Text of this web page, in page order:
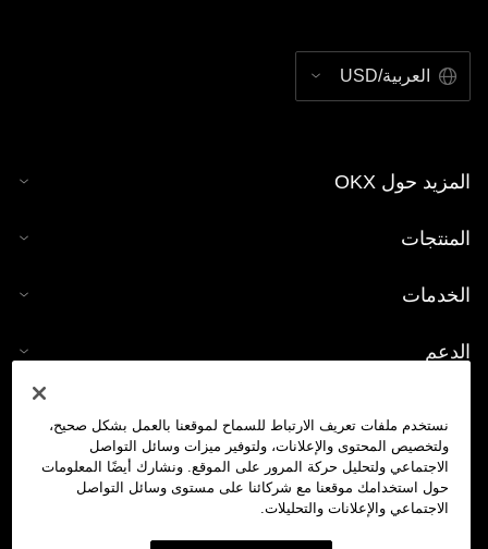
العربية/USD
المزيد حول OKX
المنتجات
الخدمات
الدعم
حاسبة العملات الرقمية
تداول
نستخدم ملفات تعريف الارتباط للسماح لموقعنا بالعمل بشكل صحيح،
ولتخصيص المحتوى والإعلانات، ولتوفير ميزات وسائل التواصل
الاجتماعي ولتحليل حركة المرور على الموقع. ونشارك أيضًا المعلومات
حول استخدامك موقعنا مع شركائنا على مستوى وسائل التواصل
الاجتماعي والإعلانات والتحليلات.